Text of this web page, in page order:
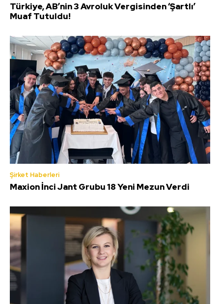
Türkiye, AB’nin 3 Avroluk Vergisinden ‘Şartlı’
Muaf Tutuldu!
Şirket Haberleri
Maxion İnci Jant Grubu 18 Yeni Mezun Verdi